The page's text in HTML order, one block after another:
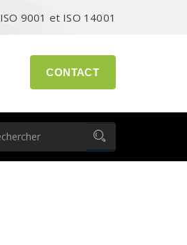
ISO 9001 et ISO 14001
CONTACT